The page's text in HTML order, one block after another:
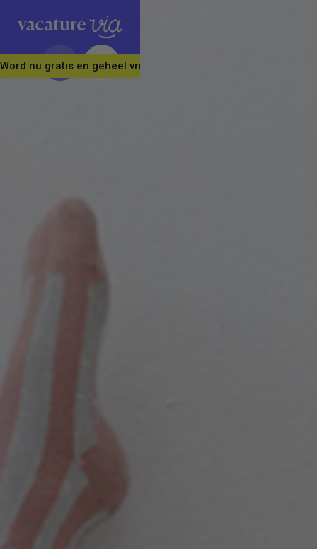
Word nu gratis en geheel vrijblijvend lid van ons Vacature Via